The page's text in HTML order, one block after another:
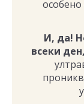
особено
И, да!
всеки